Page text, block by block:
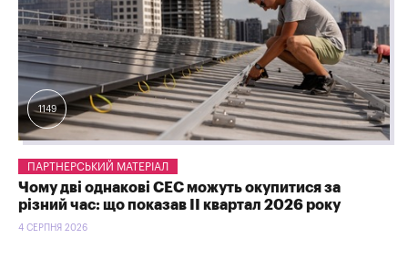
1149
ПАРТНЕРСЬКИЙ МАТЕРІАЛ
Чому дві однакові СЕС можуть окупитися за
різний час: що показав ІІ квартал 2026 року
4 СЕРПНЯ 2026